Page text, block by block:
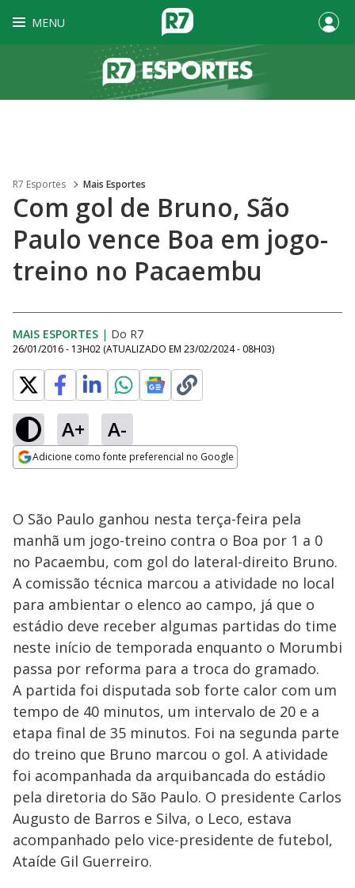
MENU
R7 Esportes Mais Esportes
Com gol de Bruno, São
Paulo vence Boa em jogo-
treino no Pacaembu
MAIS ESPORTES | Do R7
26/01/2016 - 13H02 (ATUALIZADO EM 23/02/2024 - 08H03)
A+ A-
Adicione como fonte preferencial no Google
O São Paulo ganhou nesta terça-feira pela
manhã um jogo-treino contra o Boa por 1 a 0
no Pacaembu, com gol do lateral-direito Bruno.
A comissão técnica marcou a atividade no local
para ambientar o elenco ao campo, já que o
estádio deve receber algumas partidas do time
neste início de temporada enquanto o Morumbi
passa por reforma para a troca do gramado.
A partida foi disputada sob forte calor com um
tempo de 40 minutos, um intervalo de 20 e a
etapa final de 35 minutos. Foi na segunda parte
do treino que Bruno marcou o gol. A atividade
foi acompanhada da arquibancada do estádio
pela diretoria do São Paulo. O presidente Carlos
Augusto de Barros e Silva, o Leco, estava
acompanhado pelo vice-presidente de futebol,
Ataíde Gil Guerreiro.